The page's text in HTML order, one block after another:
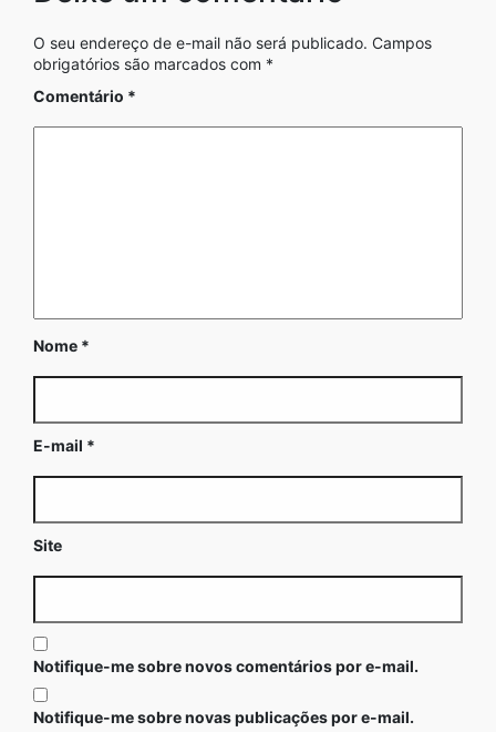
O seu endereço de e-mail não será publicado. Campos
obrigatórios são marcados com *
Comentário *
Nome *
E-mail *
Site
Notifique-me sobre novos comentários por e-mail.
Notifique-me sobre novas publicações por e-mail.